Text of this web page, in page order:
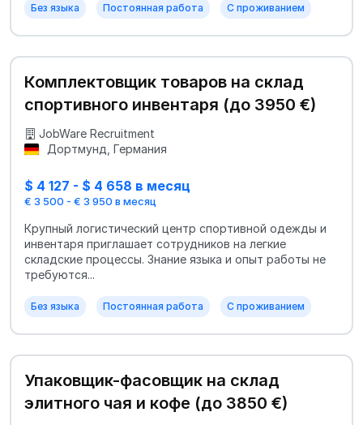
Без языка Постоянная работа С проживанием
Комплектовщик товаров на склад
спортивного инвентаря (до 3950 €)
JobWare Recruitment
Дортмунд, Германия
$ 4 127 - $ 4 658 в месяц
€ 3 500 - € 3 950 в месяц
Крупный логистический центр спортивной одежды и
инвентаря приглашает сотрудников на легкие
складские процессы. Знание языка и опыт работы не
требуются...
Без языка Постоянная работа С проживанием
Упаковщик-фасовщик на склад
элитного чая и кофе (до 3850 €)